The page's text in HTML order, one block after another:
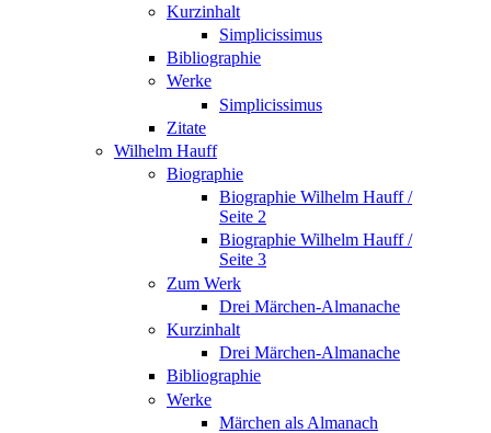
Kurzinhalt
Simplicissimus
Bibliographie
Werke
Simplicissimus
Zitate
Wilhelm Hauff
Biographie
Biographie Wilhelm Hauff /
Seite 2
Biographie Wilhelm Hauff /
Seite 3
Zum Werk
Drei Märchen-Almanache
Kurzinhalt
Drei Märchen-Almanache
Bibliographie
Werke
Märchen als Almanach